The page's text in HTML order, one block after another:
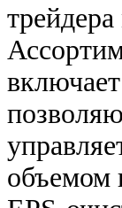
объемом